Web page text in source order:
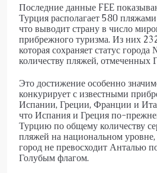
Последние данные FEE
Турция располагает 580
что выводит страну в число
прибрежного туризма. Из них
которая сохраняет статус
количеству пляжей, отмеченных
Это достижение особенно
конкурирует с известными
Испании, Греции, Франции и
что Испания и Греция по-
Турцию по общему количеству
пляжей на национальном
город не превосходит Анталью
Голубым флагом.